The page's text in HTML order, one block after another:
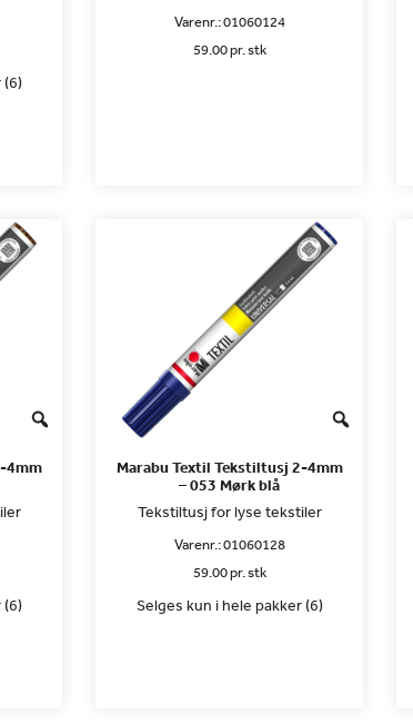
Varenr.:01060124
59.00 pr. stk
4mm
Marabu Textil Tekstiltusj 2-4mm
– 053 Mørk blå
Tekstiltusj for lyse tekstiler
Varenr.:01060128
59.00 pr. stk
Selges kun i hele pakker (6)